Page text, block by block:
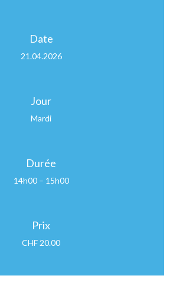
Date
21.04.2026
Jour
Mardi
Durée
14h00 – 15h00
Prix
CHF 20.00